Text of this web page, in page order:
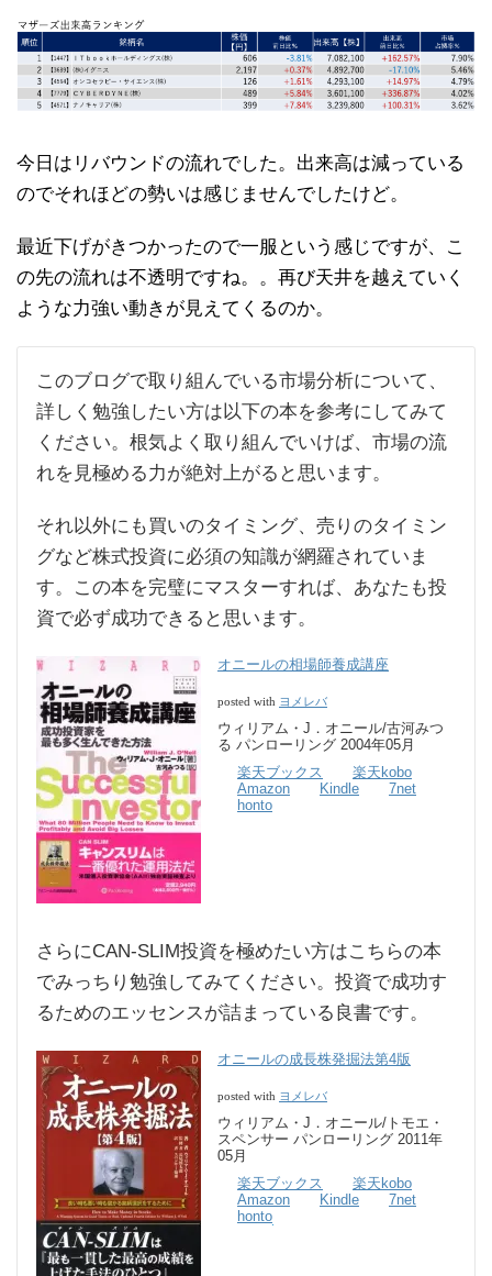
今日はリバウンドの流れでした。出来高は減っている
のでそれほどの勢いは感じませんでしたけど。
最近下げがきつかったので一服という感じですが、こ
の先の流れは不透明ですね。。再び天井を越えていく
ような力強い動きが見えてくるのか。
このブログで取り組んでいる市場分析について、
詳しく勉強したい方は以下の本を参考にしてみて
ください。根気よく取り組んでいけば、市場の流
れを見極める力が絶対上がると思います。
それ以外にも買いのタイミング、売りのタイミン
グなど株式投資に必須の知識が網羅されていま
す。この本を完璧にマスターすれば、あなたも投
資で必ず成功できると思います。
オニールの相場師養成講座
posted with ヨメレバ
ウィリアム・J．オニール/古河みつ
る パンローリング 2004年05月
楽天ブックス
楽天kobo
Amazon
Kindle
7net
honto
さらにCAN-SLIM投資を極めたい方はこちらの本
でみっちり勉強してみてください。投資で成功す
るためのエッセンスが詰まっている良書です。
オニールの成長株発掘法第4版
posted with ヨメレバ
ウィリアム・J．オニール/トモエ・
スペンサー パンローリング 2011年
05月
楽天ブックス
楽天kobo
Amazon
Kindle
7net
honto